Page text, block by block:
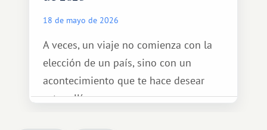
18 de mayo de 2026
A veces, un viaje no comienza con la
elección de un país, sino con un
acontecimiento que te hace desear
estar allí...